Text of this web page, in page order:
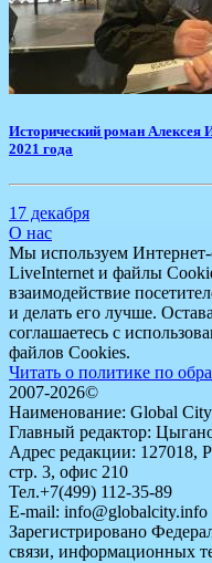
Исторический роман Алексея
2021 года
17 декабря
О нас
Мы используем
LiveInternet и файлы
взаимодействие
и делать его лучше.
соглашаетесь с
файлов Cookies.
Читать о политике по
2007-2026©
Наименование: Global City
Главный редактор:
Адрес редакции: 127018,
стр. 3, офис 210
Тел.+7(499) 112-35-89
E-mail: info@globalcity.info
Зарегистрировано
связи, информационных